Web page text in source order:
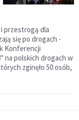
przestrogą dla
się po drogach -
Konferencji
na polskich drogach w
zginęło 50 osób,